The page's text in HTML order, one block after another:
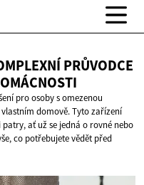
PRŮVODCE
pro osoby s omezenou
domově. Tyto zařízení
ať už se jedná o rovné nebo
co potřebujete vědět před